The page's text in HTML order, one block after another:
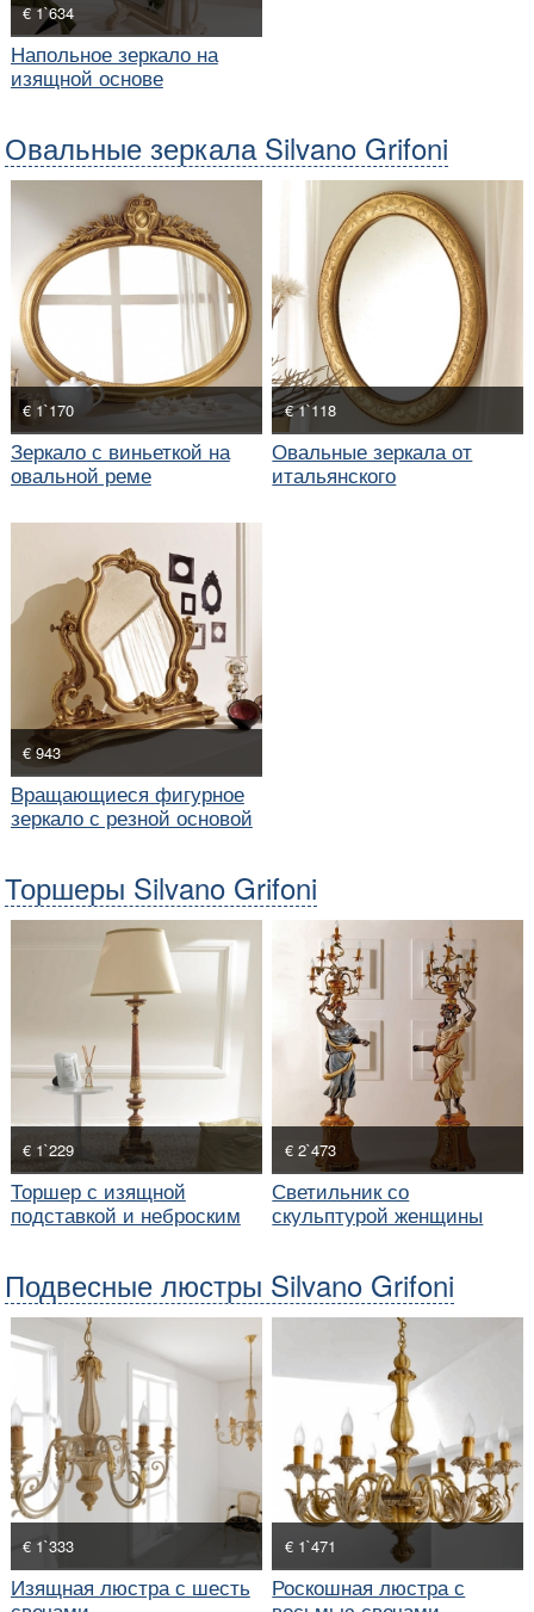
€ 1`634
Напольное зеркало на
изящной основе
Овальные зеркала Silvano Grifoni
€ 1`170
Зеркало с виньеткой на
овальной реме
€ 1`118
Овальные зеркала от
итальянского
€ 943
Вращающиеся фигурное
зеркало с резной основой
Торшеры Silvano Grifoni
€ 1`229
Торшер с изящной
подставкой и неброским
€ 2`473
Светильник со
скульптурой женщины
Подвесные люстры Silvano Grifoni
€ 1`333
Изящная люстра с шесть
€ 1`471
Роскошная люстра с